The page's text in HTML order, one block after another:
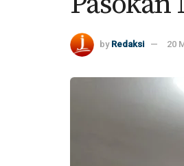
by Redaksi 20